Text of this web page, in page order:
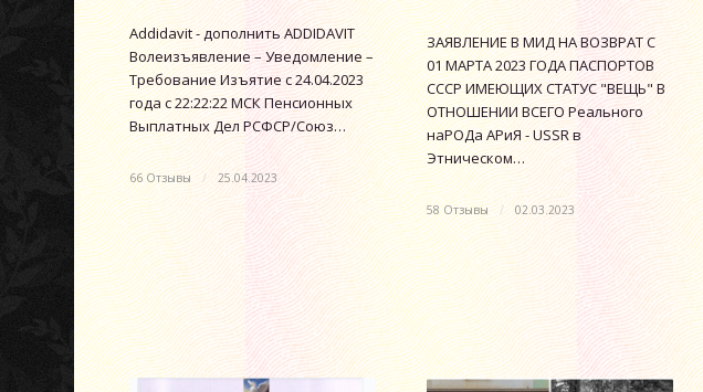
Аddidavit - дополнить ADDIDAVIT
Волеизъявление – Уведомление –
Требование Изъятие с 24.04.2023
года с 22:22:22 МСК Пенсионных
Выплатных Дел РСФСР/Союз…
66 Отзывы / 25.04.2023
ЗАЯВЛЕНИЕ В МИД НА ВОЗВРАТ С
01 МАРТА 2023 ГОДА ПАСПОРТОВ
СССР ИМЕЮЩИХ СТАТУС "ВЕЩЬ" В
ОТНОШЕНИИ ВСЕГО Реального
наРОДа АРиЯ - USSR в
Этническом…
58 Отзывы / 02.03.2023